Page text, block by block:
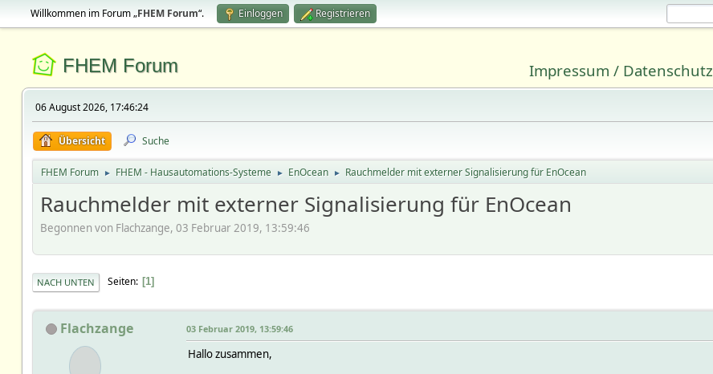
Willkommen im Forum „FHEM Forum“. Einloggen Registrieren
FHEM Forum Impressum / Datenschutz
06 August 2026, 17:46:24
Übersicht Suche
FHEM Forum ► FHEM - Hausautomations-Systeme ► EnOcean ► Rauchmelder mit externer Signalisierung für EnOcean
Rauchmelder mit externer Signalisierung für EnOcean
Begonnen von Flachzange, 03 Februar 2019, 13:59:46
NACH UNTEN Seiten 1
Flachzange 03 Februar 2019, 13:59:46
Hallo zusammen,